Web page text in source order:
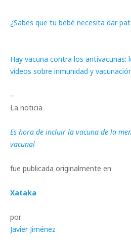
¿Sabes que tu bebé necesita dar
Hay vacuna contra los antivacunas:
vídeos sobre inmunidad y
–
La noticia
Es hora de incluir la vacuna de la
vacunal
fue publicada originalmente en
Xataka
por
Javier Jiménez